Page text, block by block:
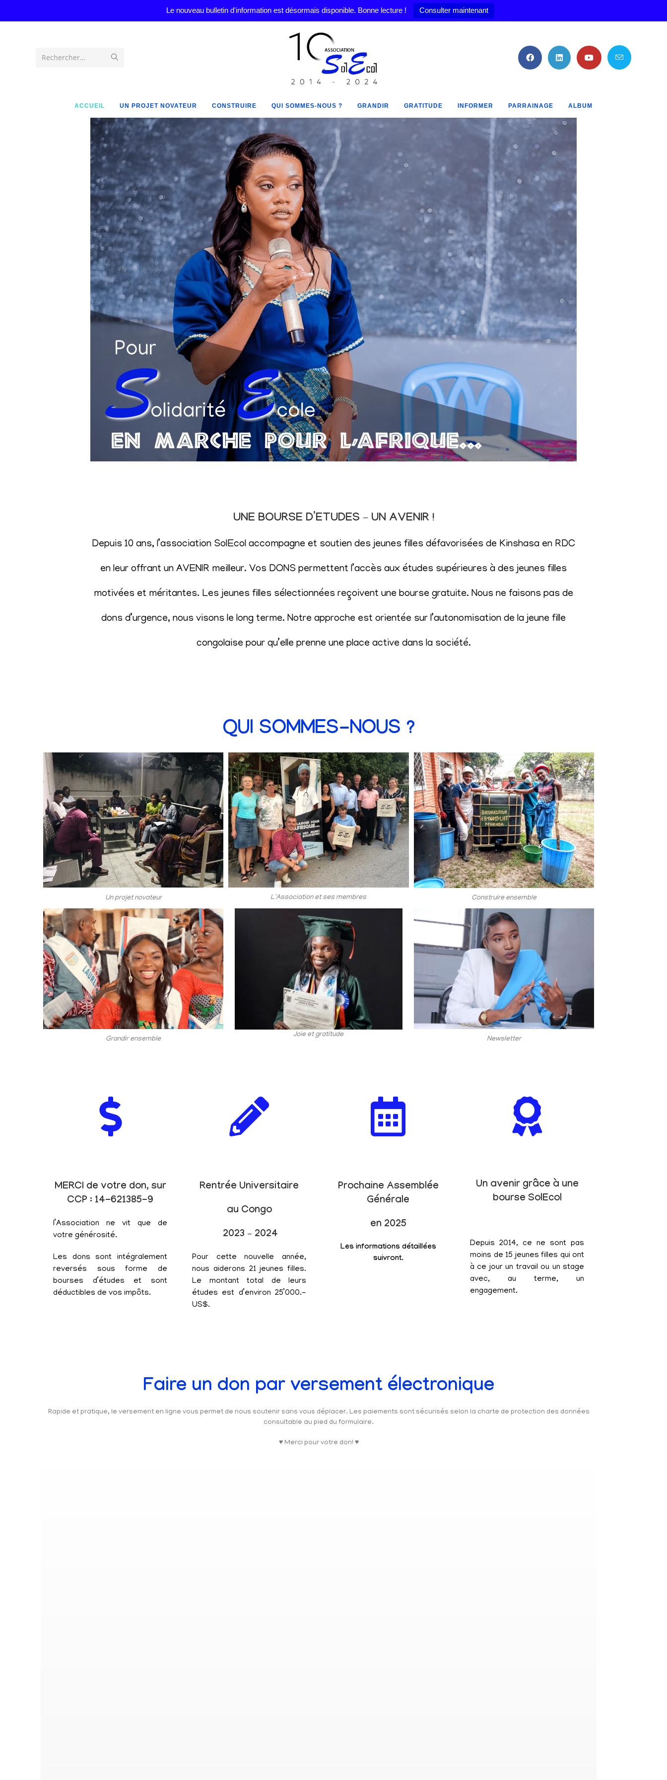
Le nouveau bulletin d'information est désormais disponible. Bonne lecture ! Consulter maintenant
Rechercher…
ACCUEIL UN PROJET NOVATEUR CONSTRUIRE QUI SOMMES-NOUS ? GRANDIR GRATITUDE INFORMER PARRAINAGE ALBUM
UNE BOURSE D’ETUDES – UN AVENIR !
Depuis 10 ans, l’association SolEcol accompagne et soutien des jeunes filles défavorisées de Kinshasa en RDC
en leur offrant un AVENIR meilleur. Vos DONS permettent l’accès aux études supérieures à des jeunes filles
motivées et méritantes. Les jeunes filles sélectionnées reçoivent une bourse gratuite. Nous ne faisons pas de
dons d’urgence, nous visons le long terme. Notre approche est orientée sur l’autonomisation de la jeune fille
congolaise pour qu’elle prenne une place active dans la société.
QUI SOMMES-NOUS ?
Un projet novateur L'Association et ses membres Construire ensemble
Grandir ensemble
Joie et gratitude
Newsletter
MERCI de votre don, sur
CCP : 14-621385-9
l’Association ne vit que de
votre générosité.
Les dons sont intégralement
reversés sous forme de
bourses d’études et sont
déductibles de vos impôts.
Rentrée Universitaire
au Congo
2023 – 2024
Pour cette nouvelle année,
nous aiderons 21 jeunes filles.
Le montant total de leurs
études est d’environ 25’000.-
US$.
Prochaine Assemblée
Générale
en 2025
Les informations détaillées
suivront.
Un avenir grâce à une
bourse SolEcol
Depuis 2014, ce ne sont pas
moins de 15 jeunes filles qui ont
à ce jour un travail ou un stage
avec, au terme, un
engagement.
Faire un don par versement électronique
Rapide et pratique, le versement en ligne vous permet de nous soutenir sans vous déplacer. Les paiements sont sécurisés selon la charte de protection des données
consultable au pied du formulaire.
♥ Merci pour votre don! ♥